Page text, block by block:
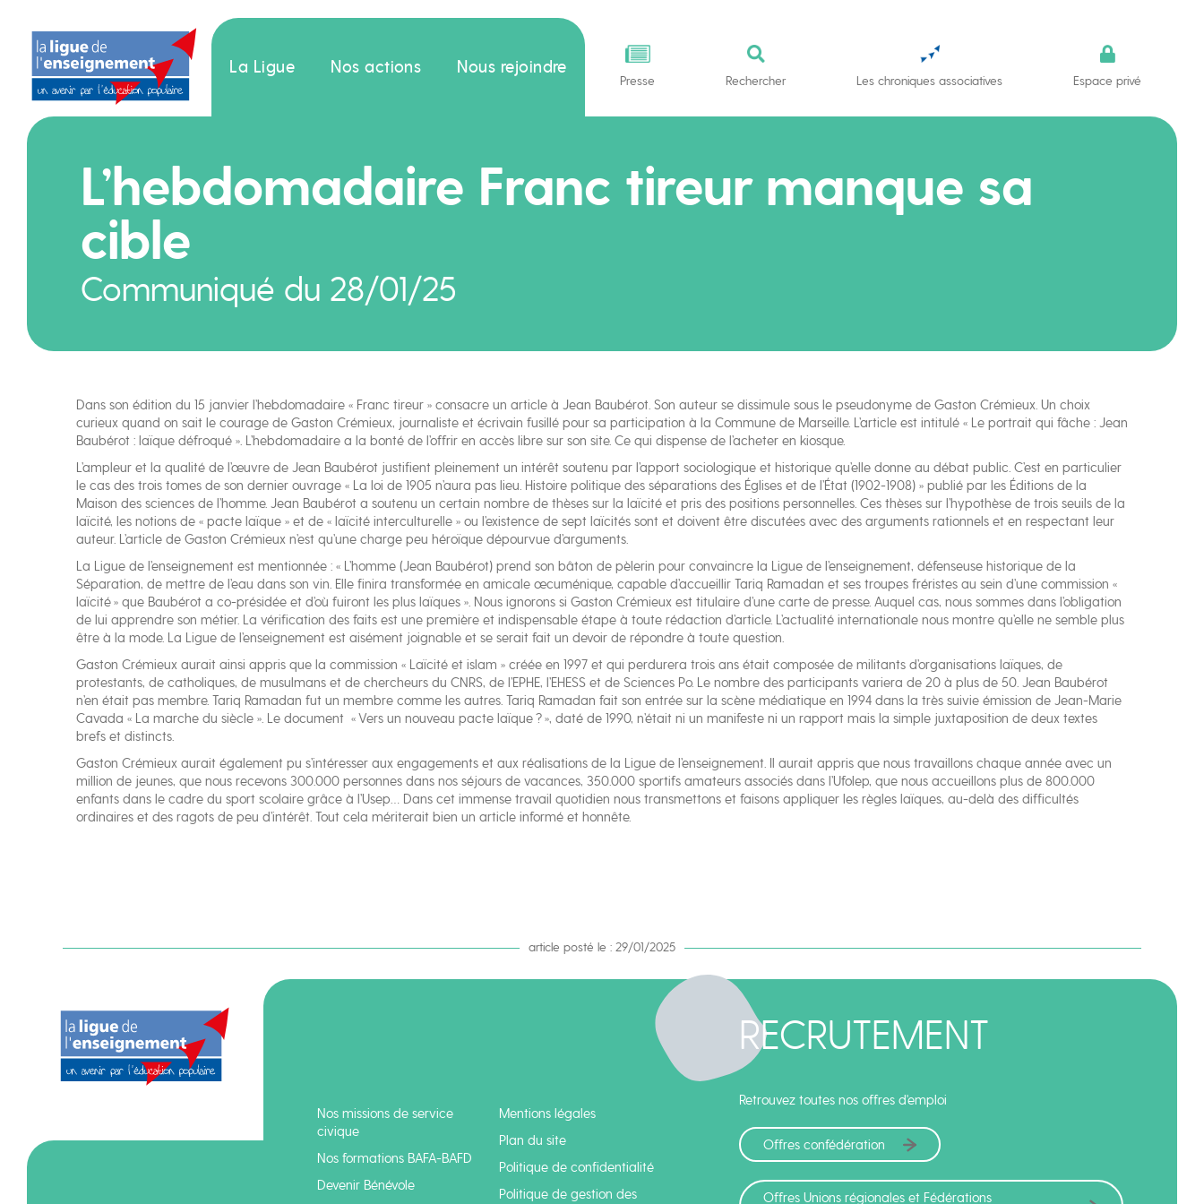
La Ligue Nos actions Nous rejoindre
Presse Rechercher Les chroniques associatives Espace privé
L’hebdomadaire Franc tireur manque sa
cible
Communiqué du 28/01/25
Dans son édition du 15 janvier l’hebdomadaire « Franc tireur » consacre un article à Jean Baubérot. Son auteur se dissimule sous le pseudonyme de Gaston Crémieux. Un choix
curieux quand on sait le courage de Gaston Crémieux, journaliste et écrivain fusillé pour sa participation à la Commune de Marseille. L’article est intitulé « Le portrait qui fâche : Jean
Baubérot : laïque défroqué ». L’hebdomadaire a la bonté de l’offrir en accès libre sur son site. Ce qui dispense de l’acheter en kiosque.
L’ampleur et la qualité de l’œuvre de Jean Baubérot justifient pleinement un intérêt soutenu par l’apport sociologique et historique qu’elle donne au débat public. C’est en particulier
le cas des trois tomes de son dernier ouvrage « La loi de 1905 n’aura pas lieu. Histoire politique des séparations des Églises et de l’État (1902-1908) » publié par les Éditions de la
Maison des sciences de l’homme. Jean Baubérot a soutenu un certain nombre de thèses sur la laïcité et pris des positions personnelles. Ces thèses sur l’hypothèse de trois seuils de la
laïcité, les notions de « pacte laïque » et de « laïcité interculturelle » ou l’existence de sept laïcités sont et doivent être discutées avec des arguments rationnels et en respectant leur
auteur. L’article de Gaston Crémieux n’est qu’une charge peu héroïque dépourvue d’arguments.
La Ligue de l’enseignement est mentionnée : « L’homme (Jean Baubérot) prend son bâton de pèlerin pour convaincre la Ligue de l’enseignement, défenseuse historique de la
Séparation, de mettre de l’eau dans son vin. Elle finira transformée en amicale œcuménique, capable d’accueillir Tariq Ramadan et ses troupes fréristes au sein d’une commission «
laïcité » que Baubérot a co-présidée et d’où fuiront les plus laïques ». Nous ignorons si Gaston Crémieux est titulaire d’une carte de presse. Auquel cas, nous sommes dans l’obligation
de lui apprendre son métier. La vérification des faits est une première et indispensable étape à toute rédaction d’article. L’actualité internationale nous montre qu’elle ne semble plus
être à la mode. La Ligue de l’enseignement est aisément joignable et se serait fait un devoir de répondre à toute question.
Gaston Crémieux aurait ainsi appris que la commission « Laïcité et islam » créée en 1997 et qui perdurera trois ans était composée de militants d’organisations laïques, de
protestants, de catholiques, de musulmans et de chercheurs du CNRS, de l’EPHE, l’EHESS et de Sciences Po. Le nombre des participants variera de 20 à plus de 50. Jean Baubérot
n’en était pas membre. Tariq Ramadan fut un membre comme les autres. Tariq Ramadan fait son entrée sur la scène médiatique en 1994 dans la très suivie émission de Jean-Marie
Cavada « La marche du siècle ». Le document « Vers un nouveau pacte laïque ? », daté de 1990, n’était ni un manifeste ni un rapport mais la simple juxtaposition de deux textes
brefs et distincts.
Gaston Crémieux aurait également pu s’intéresser aux engagements et aux réalisations de la Ligue de l’enseignement. Il aurait appris que nous travaillons chaque année avec un
million de jeunes, que nous recevons 300.000 personnes dans nos séjours de vacances, 350.000 sportifs amateurs associés dans l’Ufolep, que nous accueillons plus de 800.000
enfants dans le cadre du sport scolaire grâce à l’Usep… Dans cet immense travail quotidien nous transmettons et faisons appliquer les règles laïques, au-delà des difficultés
ordinaires et des ragots de peu d’intérêt. Tout cela mériterait bien un article informé et honnête.
article posté le : 29/01/2025
Nos missions de service
civique
Nos formations BAFA-BAFD
Devenir Bénévole
Mentions légales
Plan du site
Politique de confidentialité
Politique de gestion des
RECRUTEMENT
Retrouvez toutes nos offres d'emploi
Offres confédération
Offres Unions régionales et Fédérations